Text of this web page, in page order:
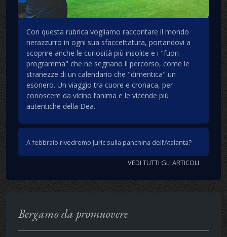
Con questa rubrica vogliamo raccontare il mondo
nerazzurro in ogni sua sfaccettatura, portandovi a
scoprire anche le curiosità più insolite e i "fuori
programma" che ne segnano il percorso, come le
stranezze di un calendario che "dimentica" un
esonero. Un viaggio tra cuore e cronaca, per
conoscere da vicino l’anima e le vicende più
autentiche della Dea.
A febbraio rivedremo Juric sulla panchina dell’Atalanta?
VEDI TUTTI GLI ARTICOLI
Bergamo da promuovere